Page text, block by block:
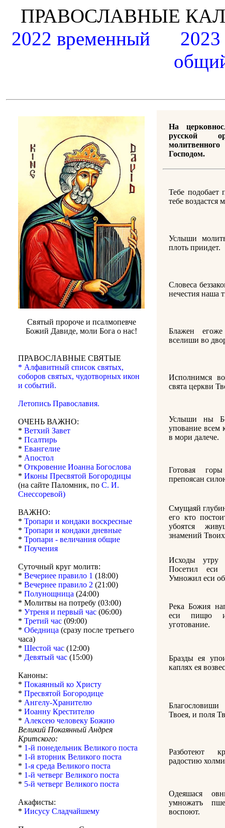
ПРАВОСЛАВНЫЕ
2022 временный
Святый пророче и псалмопевче
Божий Давиде, моли Бога о нас!
ПРАВОСЛАВНЫЕ СВЯТЫЕ
* Алфавитный список святых,
соборов святых, чудотворных икон
и событий.
Летопись Православия.
ОЧЕНЬ ВАЖНО:
* Ветхий Завет
* Псалтирь
* Евангелие
* Апостол
* Откровение Иоанна Богослова
* Иконы Пресвятой Богородицы
(на сайте Паломник, по С. И.
Снессоревой)
ВАЖНО:
* Тропари и кондаки воскресные
* Тропари и кондаки дневные
* Тропари - величания общие
* Поучения
Суточный круг молитв:
* Вечериее правило 1 (18:00)
* Вечернее правило 2 (21:00)
* Полунощница (24:00)
* Молитвы на потребу (03:00)
* Утреня и первый час (06:00)
* Третий час (09:00)
* Обедница (сразу после третьего
часа)
* Шестой час (12:00)
* Девятый час (15:00)
Каноны:
* Покаянный ко Христу
* Пресвятой Богородице
* Ангелу-Хранителю
* Иоанну Крестителю
* Алексею человеку Божию
Великий Покаянный Андрея
Критского:
* 1-й понедельник Великого поста
* 1-й вторник Великого поста
* 1-я среда Великого поста
* 1-й четверг Великого поста
* 5-й четверг Великого поста
Акафисты:
* Иисусу Сладчайшему
На
русской
Господом.
Тебе
тебе воздастся
Услыши
плоть приидет.
Словеса
нечестия наша
Блажен
вселиши во
Исполнимся
свята церкви
Услыши ны
упование всем
в мори далече.
Готовая
препоясан
Смущаяй
его кто
убоятся
знамений
Исходы утру
Посетил
Умножил еси
Река Божия
еси пищю
уготование.
Бразды ея
каплях ея
Твоея, и поля
Разботеют
радостию
Одеяшася
умножатъ
воспоют.